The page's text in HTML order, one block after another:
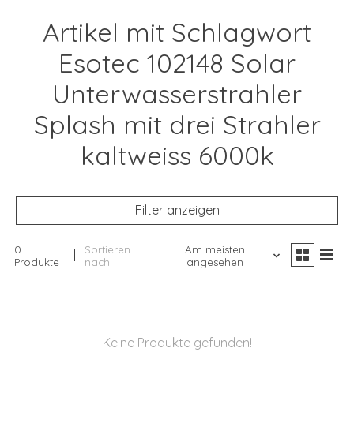
Artikel mit Schlagwort
Esotec 102148 Solar
Unterwasserstrahler
Splash mit drei Strahler
kaltweiss 6000k
Filter anzeigen
0
Produkte
Sortieren
nach
Am meisten
angesehen
Keine Produkte gefunden!